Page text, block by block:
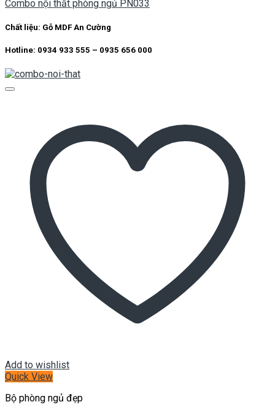
Combo nội thất phòng ngủ PN033
Chất liệu: Gỗ MDF An Cường
Hotline: 0934 933 555 – 0935 656 000
Add to wishlist
Quick View
Bộ phòng ngủ đẹp